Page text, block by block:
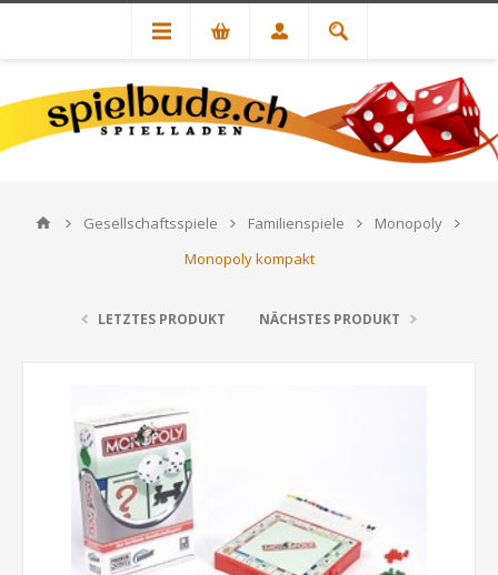
Gesellschaftsspiele Familienspiele
Monopoly
Monopoly kompakt
LETZTES PRODUKT NÄCHSTES PRODUKT